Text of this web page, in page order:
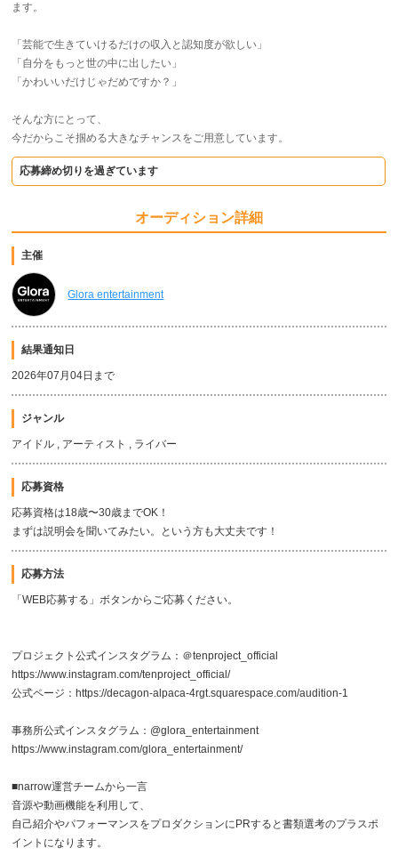
ます。
「芸能で生きていけるだけの収入と認知度が欲しい」
「自分をもっと世の中に出したい」
「かわいいだけじゃだめですか？」
そんな方にとって、
今だからこそ掴める大きなチャンスをご用意しています。
応募締め切りを過ぎています
オーディション詳細
主催
Glora entertainment
結果通知日
2026年07月04日まで
ジャンル
アイドル , アーティスト , ライバー
応募資格
応募資格は18歳〜30歳までOK！
まずは説明会を聞いてみたい。という方も大丈夫です！
応募方法
「WEB応募する」ボタンからご応募ください。
プロジェクト公式インスタグラム：＠tenproject_official
https://www.instagram.com/tenproject_official/
公式ページ：https://decagon-alpaca-4rgt.squarespace.com/audition-1
事務所公式インスタグラム：@glora_entertainment
https://www.instagram.com/glora_entertainment/
■narrow運営チームから一言
音源や動画機能を利用して、
自己紹介やパフォーマンスをプロダクションにPRすると書類選考のプラスポ
イントになります。